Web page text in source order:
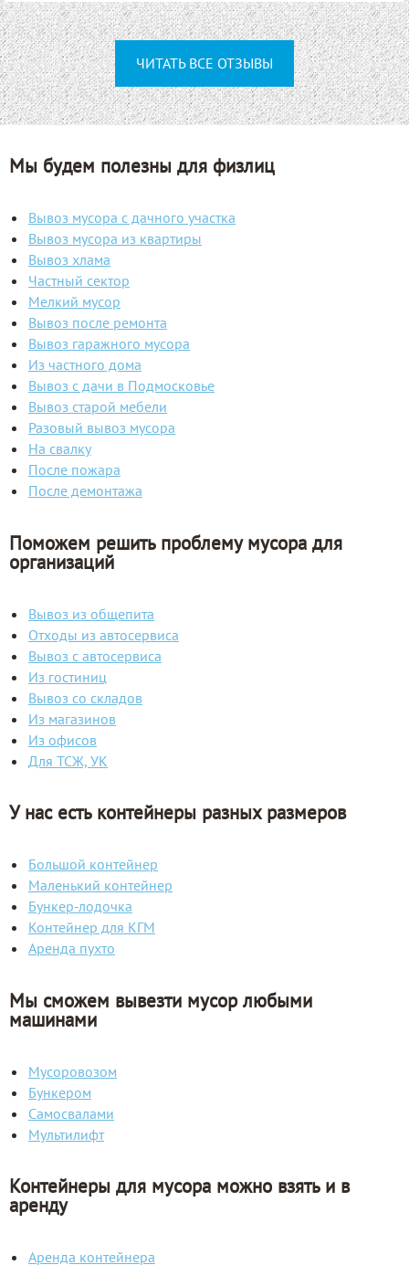
ЧИТАТЬ ВСЕ ОТЗЫВЫ
Мы будем полезны для физлиц
Вывоз мусора с дачного участка
Вывоз мусора из квартиры
Вывоз хлама
Частный сектор
Мелкий мусор
Вывоз после ремонта
Вывоз гаражного мусора
Из частного дома
Вывоз с дачи в Подмосковье
Вывоз старой мебели
Разовый вывоз мусора
На свалку
После пожара
После демонтажа
Поможем решить проблему мусора для
организаций
Вывоз из общепита
Отходы из автосервиса
Вывоз с автосервиса
Из гостиниц
Вывоз со складов
Из магазинов
Из офисов
Для ТСЖ, УК
У нас есть контейнеры разных размеров
Большой контейнер
Маленький контейнер
Бункер-лодочка
Контейнер для КГМ
Аренда пухто
Мы сможем вывезти мусор любыми
машинами
Мусоровозом
Бункером
Самосвалами
Мультилифт
Контейнеры для мусора можно взять и в
аренду
Аренда контейнера